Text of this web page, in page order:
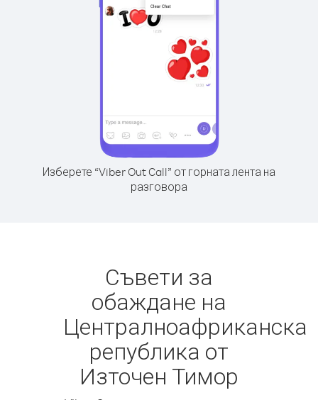
Изберете “Viber Out Call” от горната лента на
разговора
Съвети за
обаждане на
Централноафриканска
република от
Източен Тимор